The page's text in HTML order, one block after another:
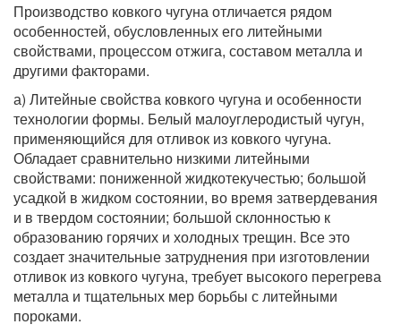
Производство ковкого чугуна отличается рядом
особенностей, обусловленных его литейными
свойствами, процессом отжига, составом металла и
другими факторами.
а) Литейные свойства ковкого чугуна и особенности
технологии формы. Белый малоуглеродистый чугун,
применяющийся для отливок из ковкого чугуна.
Обладает сравнительно низкими литейными
свойствами: пониженной жидкотекучестью; большой
усадкой в жидком состоянии, во время затвердевания
и в твердом состоянии; большой склонностью к
образованию горячих и холодных трещин. Все это
создает значительные затруднения при изготовлении
отливок из ковкого чугуна, требует высокого перегрева
металла и тщательных мер борьбы с литейными
пороками.